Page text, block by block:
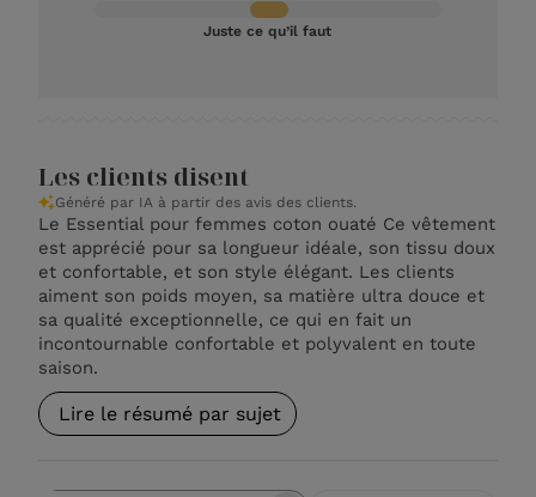
Juste ce qu’il faut
Les clients disent
Généré par IA à partir des avis des clients.
Le Essential pour femmes coton ouaté Ce vêtement
est apprécié pour sa longueur idéale, son tissu doux
et confortable, et son style élégant. Les clients
aiment son poids moyen, sa matière ultra douce et
sa qualité exceptionnelle, ce qui en fait un
incontournable confortable et polyvalent en toute
saison.
Lire le résumé par sujet